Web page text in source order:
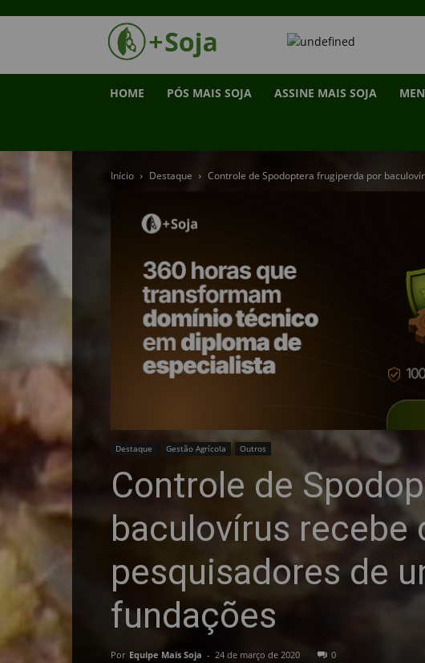
HOME PÓS MAIS SOJA ASSINE MAIS SOJA
Início Destaque Controle de Spodoptera frugiperda por
Destaque Gestão Agrícola Outros
Controle de
baculovírus recebe
pesquisadores de
fundações
Por Equipe Mais Soja - 24 de março de 2020 0